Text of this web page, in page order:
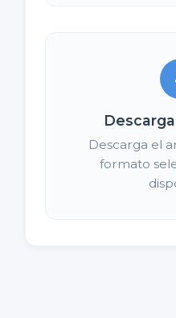
Descarga el
formato